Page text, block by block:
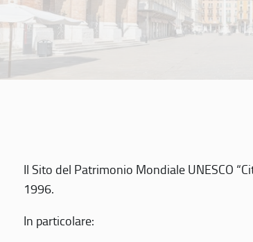
Il Sito del Patrimonio Mondiale UNESCO
1996.
In particolare: